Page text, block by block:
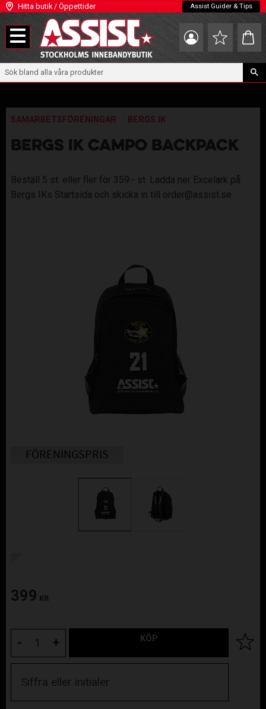
Meny
Hitta butik / Öppettider Assist Guider & Tips
Favoriter
SAMARBETSFÖRENINGAR BERGS IK
BERGS IK CAMPO BACKPACK
Beställ 5 st. eller fler för 359:- st. Ladda ner Excelark på
Bergs IKs Startsida och skicka in till order@assist.se
FÖRENINGSPRIS
399 KR
+
- KÖP Lägg